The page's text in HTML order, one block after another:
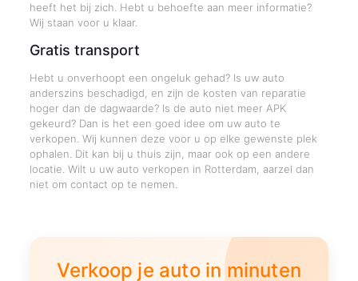
heeft het bij zich. Hebt u behoefte aan meer informatie?
Wij staan voor u klaar.
Gratis transport
Hebt u onverhoopt een ongeluk gehad? Is uw auto
anderszins beschadigd, en zijn de kosten van reparatie
hoger dan de dagwaarde? Is de auto niet meer APK
gekeurd? Dan is het een goed idee om uw auto te
verkopen. Wij kunnen deze voor u op elke gewenste plek
ophalen. Dit kan bij u thuis zijn, maar ook op een andere
locatie. Wilt u uw auto verkopen in Rotterdam, aarzel dan
niet om contact op te nemen.
Verkoop je auto in minuten